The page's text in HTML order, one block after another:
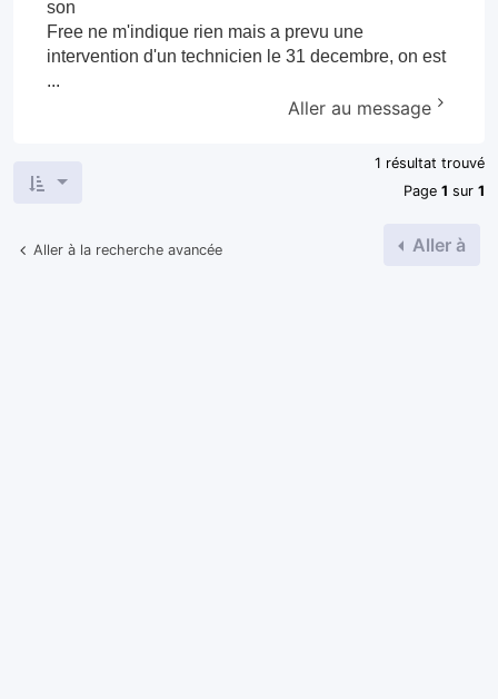
son
Free ne m'indique rien mais a prevu une
intervention d'un technicien le 31 decembre, on est
...
Aller au message
1 résultat trouvé
Page 1 sur 1
Aller à la recherche avancée Aller à